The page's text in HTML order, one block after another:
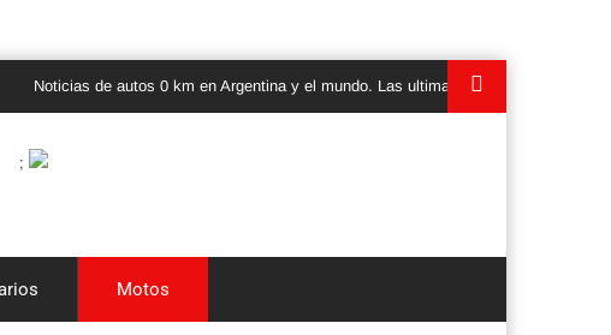
de autos 0 km en Argentina y el mundo. Las ultimas novedades, lanzamientos y
;
Motos